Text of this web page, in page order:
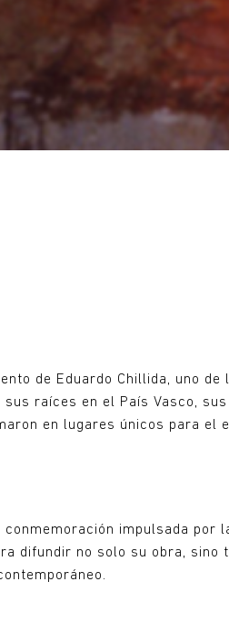
de Eduardo Chillida, uno de
raíces en el País Vasco, sus
en lugares únicos para el
impulsada por
difundir no solo su obra, sino